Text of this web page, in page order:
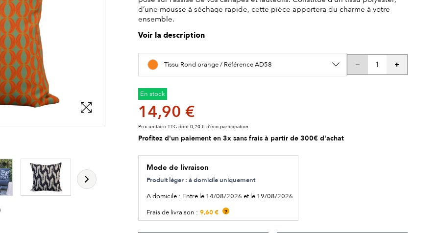
d’une mousse à séchage rapide, cette pièce apportera du charme à votre
ensemble.
Voir la description
Tissu Rond orange / Référence AD58
En stock
14,90 €
Prix unitaire TTC dont 0,20 € d’éco-participation
Profitez d'un paiement en 3x sans frais à partir de 300€ d'achat
Mode de livraison
Produit léger : à domicile uniquement
A domicile : Entre le 14/08/2026 et le 19/08/2026
Frais de livraison : 9,60 € ?